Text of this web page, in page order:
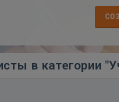
в категории